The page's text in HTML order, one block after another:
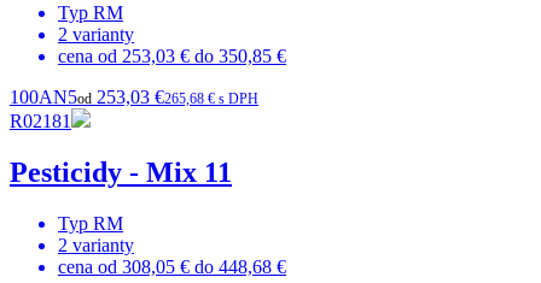
Typ RM
2 varianty
cena od 253,03 € do 350,85 €
100AN5od 253,03 €265,68 € s DPH
R02181
Pesticidy - Mix 11
Typ RM
2 varianty
cena od 308,05 € do 448,68 €